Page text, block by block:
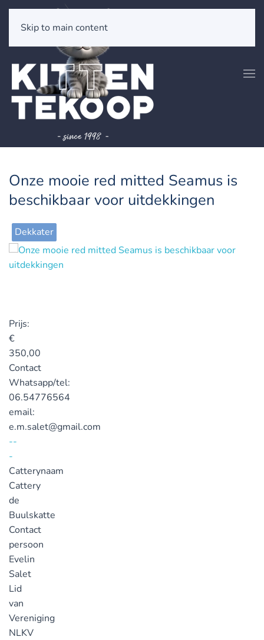
Skip to main content
Onze mooie red mitted Seamus is
beschikbaar voor uitdekkingen
Dekkater
Prijs:
€
350,00
Contact
Whatsapp/tel:
06.54776564
email:
e.m.salet@gmail.com
--
-
Catterynaam
Cattery
de
Buulskatte
Contact
persoon
Evelin
Salet
Lid
van
Vereniging
NLKV